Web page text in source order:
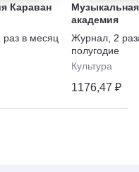
Караван
раз в месяц
Музыкальная
академия
Журнал 2
полугодие
Культура
1176,47 ₽